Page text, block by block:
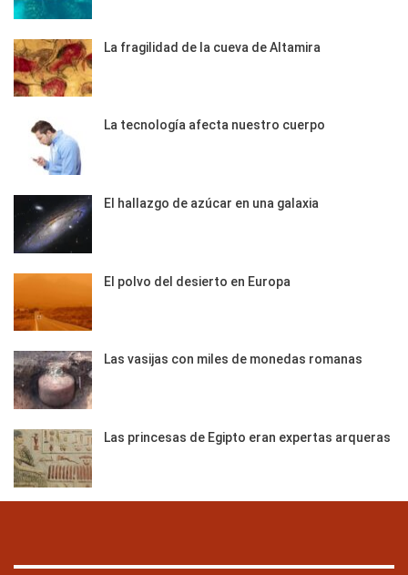
La fragilidad de la cueva de Altamira
La tecnología afecta nuestro cuerpo
El hallazgo de azúcar en una galaxia
El polvo del desierto en Europa
Las vasijas con miles de monedas romanas
Las princesas de Egipto eran expertas arqueras